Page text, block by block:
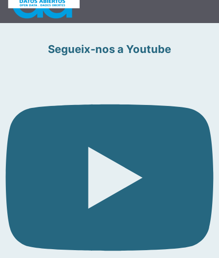
Segueix-nos a Youtube